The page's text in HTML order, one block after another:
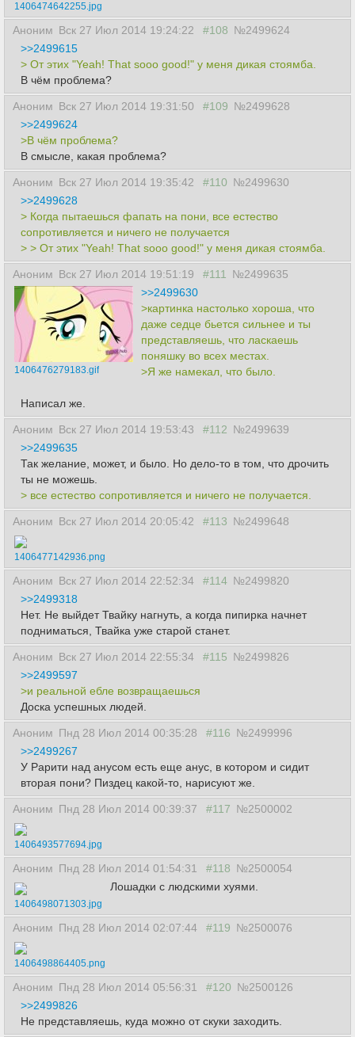
1406474642255.jpg
Аноним Вск 27 Июл 2014 19:24:22 #108 №2499624
>>2499615
> От этих "Yeah! That sooo good!" у меня дикая стоямба.
В чём проблема?
Аноним Вск 27 Июл 2014 19:31:50 #109 №2499628
>>2499624
>В чём проблема?
В смысле, какая проблема?
Аноним Вск 27 Июл 2014 19:35:42 #110 №2499630
>>2499628
> Когда пытаешься фапать на пони, все естество
сопротивляется и ничего не получается
> > От этих "Yeah! That sooo good!" у меня дикая стоямба.
Аноним Вск 27 Июл 2014 19:51:19 #111 №2499635
1406476279183.gif
>>2499630
>картинка настолько хороша, что
даже седце бьется сильнее и ты
представляешь, что ласкаешь
поняшку во всех местах.
>Я же намекал, что было.
Написал же.
Аноним Вск 27 Июл 2014 19:53:43 #112 №2499639
>>2499635
Так желание, может, и было. Но дело-то в том, что дрочить
ты не можешь.
> все естество сопротивляется и ничего не получается.
Аноним Вск 27 Июл 2014 20:05:42 #113 №2499648
1406477142936.png
Аноним Вск 27 Июл 2014 22:52:34 #114 №2499820
>>2499318
Нет. Не выйдет Твайку нагнуть, а когда пипирка начнет
подниматься, Твайка уже старой станет.
Аноним Вск 27 Июл 2014 22:55:34 #115 №2499826
>>2499597
>и реальной ебле возвращаешься
Доска успешных людей.
Аноним Пнд 28 Июл 2014 00:35:28 #116 №2499996
>>2499267
У Рарити над анусом есть еще анус, в котором и сидит
вторая пони? Пиздец какой-то, нарисуют же.
Аноним Пнд 28 Июл 2014 00:39:37 #117 №2500002
1406493577694.jpg
Аноним Пнд 28 Июл 2014 01:54:31 #118 №2500054
1406498071303.jpg
Лошадки с людскими хуями.
Аноним Пнд 28 Июл 2014 02:07:44 #119 №2500076
1406498864405.png
Аноним Пнд 28 Июл 2014 05:56:31 #120 №2500126
>>2499826
Не представляешь, куда можно от скуки заходить.